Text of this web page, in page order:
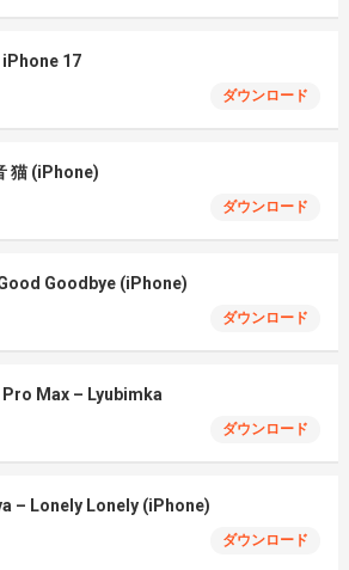
iPhone 17
ダウンロード
猫 (iPhone)
ダウンロード
Goodbye (iPhone)
ダウンロード
Max – Lyubimka
ダウンロード
– Lonely Lonely (iPhone)
ダウンロード